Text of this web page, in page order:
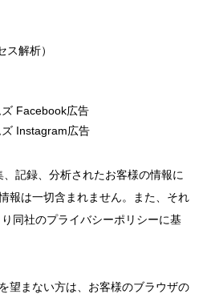
解析）
Facebook広告
Instagram広告
記録、分析されたお客様の情報に
報は一切含まれません。また、それ
同社のプライバシーポリシーに基
望まない方は、お客様のブラウザの